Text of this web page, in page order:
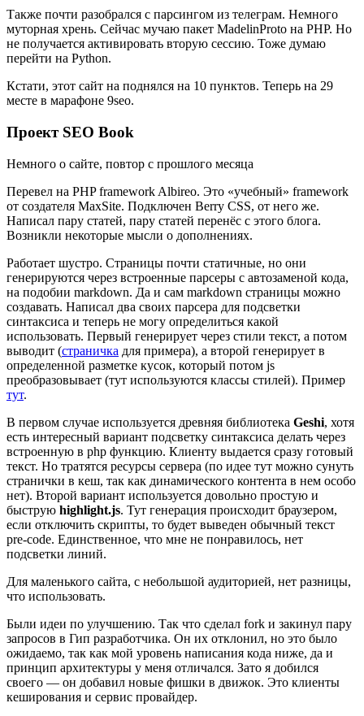
Также почти разобрался с парсингом из телеграм. Немного
муторная хрень. Сейчас мучаю пакет MadelinProto на PHP. Но
не получается активировать вторую сессию. Тоже думаю
перейти на Python.
Кстати, этот сайт на поднялся на 10 пунктов. Теперь на 29
месте в марафоне 9seo.
Проект SEO Book
Немного о сайте, повтор с прошлого месяца
Перевел на PHP framework Albireo. Это «учебный» framework
от создателя MaxSite. Подключен Berry CSS, от него же.
Написал пару статей, пару статей перенёс с этого блога.
Возникли некоторые мысли о дополнениях.
Работает шустро. Страницы почти статичные, но они
генерируются через встроенные парсеры с автозаменой кода,
на подобии markdown. Да и сам markdown страницы можно
создавать. Написал два своих парсера для подсветки
синтаксиса и теперь не могу определиться какой
использовать. Первый генерирует через стили текст, а потом
выводит (страничка для примера), а второй генерирует в
определенной разметке кусок, который потом js
преобразовывает (тут используются классы стилей). Пример
тут.
В первом случае используется древняя библиотека Geshi, хотя
есть интересный вариант подсветку синтаксиса делать через
встроенную в php функцию. Клиенту выдается сразу готовый
текст. Но тратятся ресурсы сервера (по идее тут можно сунуть
странички в кеш, так как динамического контента в нем особо
нет). Второй вариант используется довольно простую и
быструю highlight.js. Тут генерация происходит браузером,
если отключить скрипты, то будет выведен обычный текст
pre-code. Единственное, что мне не понравилось, нет
подсветки линий.
Для маленького сайта, с небольшой аудиторией, нет разницы,
что использовать.
Были идеи по улучшению. Так что сделал fork и закинул пару
запросов в Гип разработчика. Он их отклонил, но это было
ожидаемо, так как мой уровень написания кода ниже, да и
принцип архитектуры у меня отличался. Зато я добился
своего — он добавил новые фишки в движок. Это клиенты
кеширования и сервис провайдер.